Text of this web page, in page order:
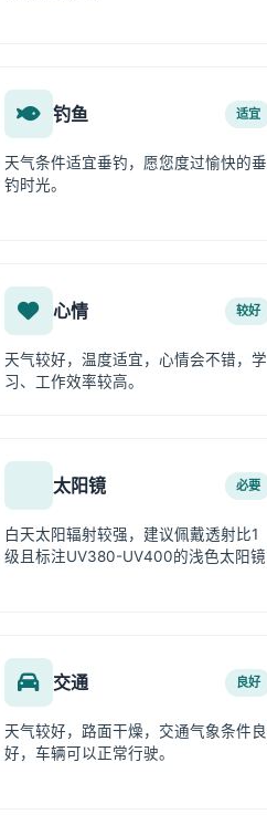
钓鱼 适宜
天气条件适宜垂钓，愿您度过愉快的垂
钓时光。
心情 较好
天气较好，温度适宜，心情会不错，学
习、工作效率较高。
太阳镜 必要
白天太阳辐射较强，建议佩戴透射比1
级且标注UV380-UV400的浅色太阳镜
交通 良好
天气较好，路面干燥，交通气象条件良
好，车辆可以正常行驶。